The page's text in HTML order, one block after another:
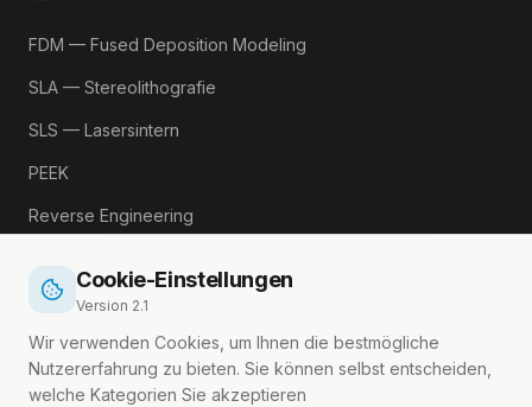
Cookie-Einstellungen
Version 2.1
Wir verwenden Cookies, um Ihnen die bestmögliche
Nutzererfahrung zu bieten. Sie können selbst entscheiden,
welche Kategorien Sie akzeptieren
FDM — Fused Deposition Modeling
SLA — Stereolithografie
SLS — Lasersintern
PEEK
Reverse Engineering
RECHTLICHES
Impressum